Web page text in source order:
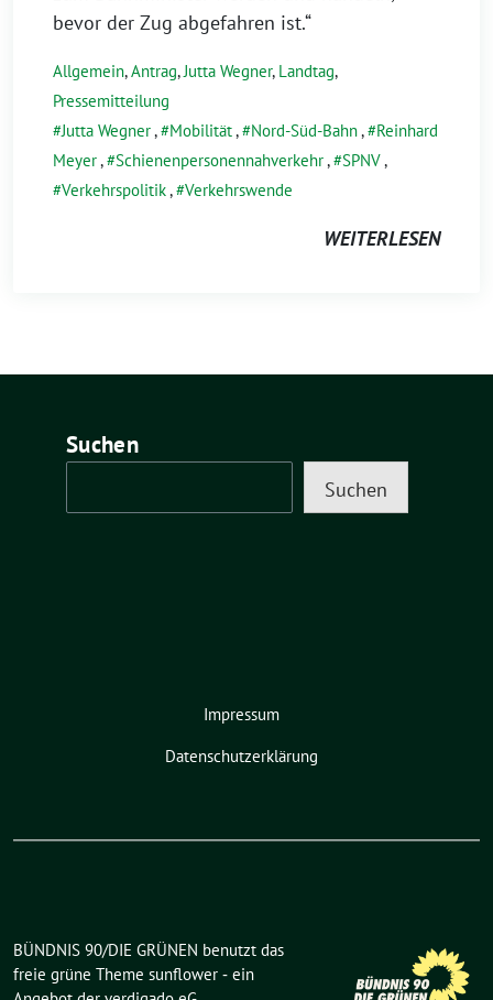
bevor der Zug abgefahren ist.“
Allgemein,Antrag,Jutta Wegner, Landtag,
Pressemitteilung
Jutta Wegner, Mobilität, Nord-Süd-Bahn,
Reinhard
Meyer, Schienenpersonennahverkehr, SPNV,
Verkehrspolitik, Verkehrswende
WEITERLESEN
Suchen
Suchen
Impressum
Datenschutzerklärung
BÜNDNIS 90/DIE GRÜNEN benutzt das
freie grüne Theme sunflower ‐ ein